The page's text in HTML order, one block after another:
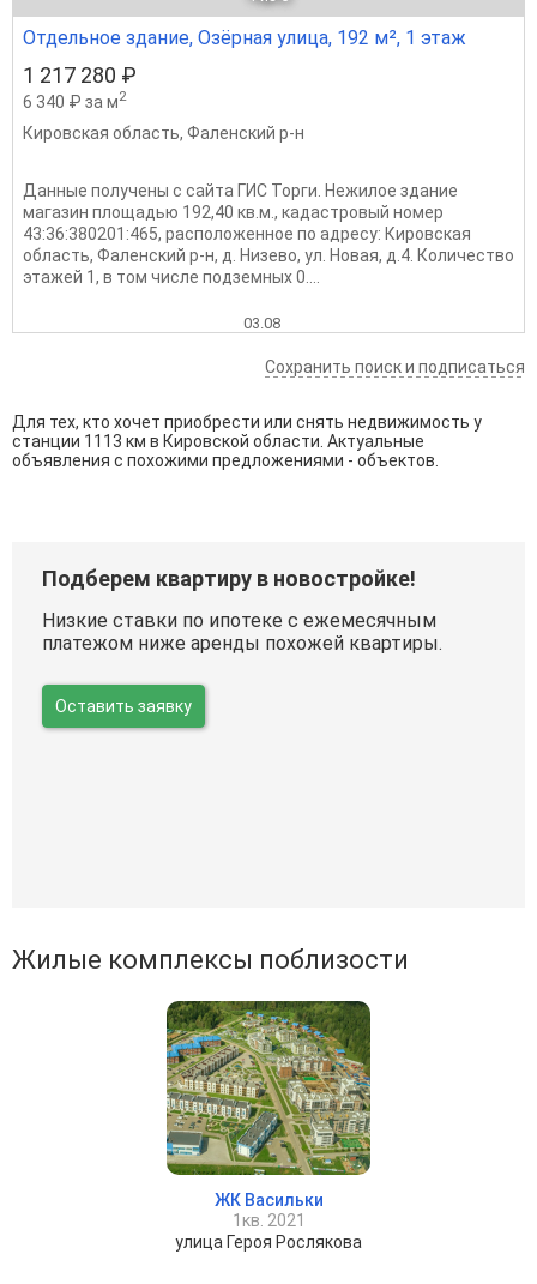
Отдельное здание, Озёрная улица, 192 м², 1 этаж
1 217 280 ₽
6 340 ₽ за м2
Кировская область, Фаленский р-н
Данные получены с сайта ГИС Торги. Нежилое здание
магазин площадью 192,40 кв.м., кадастровый номер
43:36:380201:465, расположенное по адресу: Кировская
область, Фаленский р-н, д. Низево, ул. Новая, д.4. Количество
этажей 1, в том числе подземных 0....
03.08
Сохранить поиск и подписаться
Для тех, кто хочет приобрести или снять недвижимость у
станции 1113 км в Кировской области. Актуальные
объявления с похожими предложениями - объектов.
Подберем квартиру в новостройке!
Низкие ставки по ипотеке с ежемесячным
платежом ниже аренды похожей квартиры.
Оставить заявку
Жилые комплексы поблизости
ЖК Васильки
1кв. 2021
улица Героя Рослякова